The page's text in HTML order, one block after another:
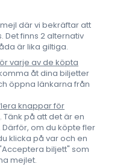
där vi bekräftar att
Det finns 2 alternativ
är lika giltiga.
varje av de köpta
åt dina biljetter
öppna länkarna från
knappar för
. Tänk på att det är en
om du köpte fler
klicka på var och en
biljett" som
mejlet.